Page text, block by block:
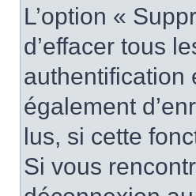
L’option «
d’effacer tous
authentification
également
lus, si cette
Si vous